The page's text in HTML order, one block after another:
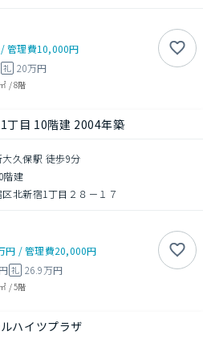
/管理費10,000円
礼 20万円
/8階
丁目 10階建 2004年築
久保駅 徒歩9分
階建
北新宿1丁目２８－１７
円 /管理費20,000円
礼 26.9万円
/5階
ハイツプラザ